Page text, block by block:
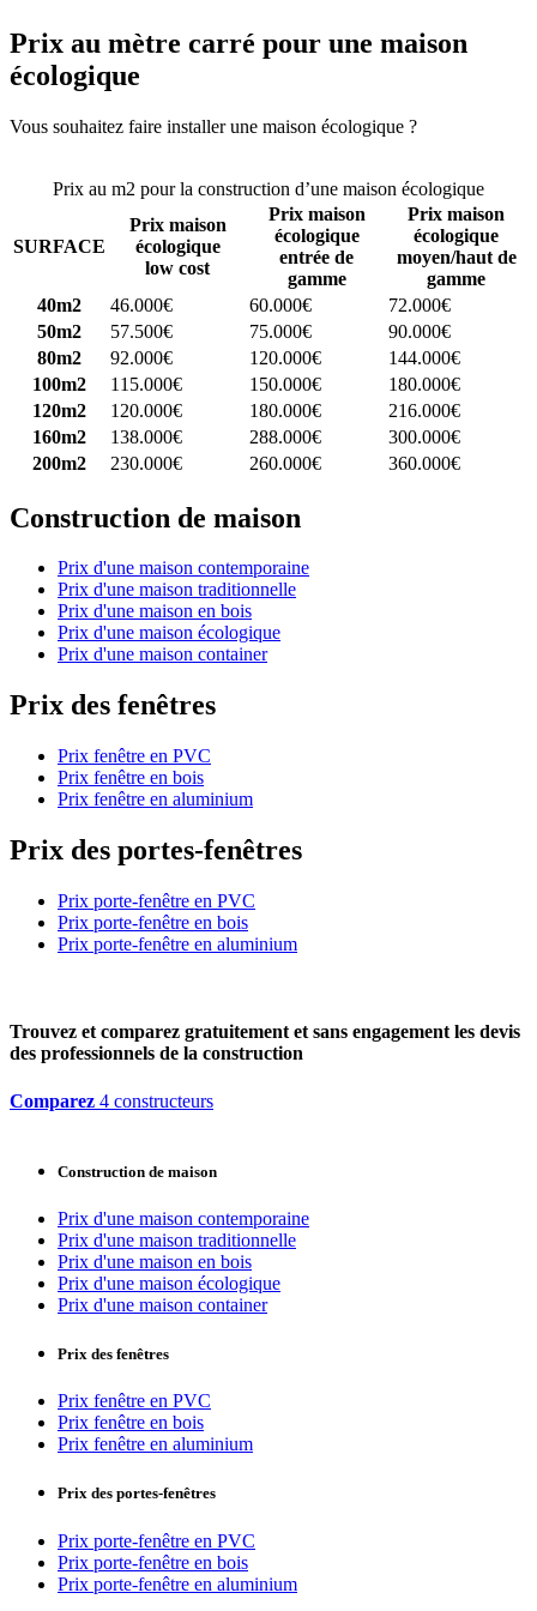
Prix au mètre carré pour une maison
écologique
Vous souhaitez faire installer une maison écologique ?
Prix au m2 pour la construction d’une maison écologique
SURFACE
Prix maison
écologique
low cost
Prix maison
écologique
entrée de
gamme
Prix maison
écologique
moyen/haut de
gamme
40m2
46.000€ 60.000€
72.000€
50m2
57.500€ 75.000€
90.000€
80m2
92.000€ 120.000€
144.000€
100m2
115.000€ 150.000€
180.000€
120m2
120.000€ 180.000€
216.000€
160m2
138.000€ 288.000€
300.000€
200m2
230.000€ 260.000€ 360.000€
Construction de maison
Prix d'une maison contemporaine
Prix d'une maison traditionnelle
Prix d'une maison en bois
Prix d'une maison écologique
Prix d'une maison container
Prix des fenêtres
Prix fenêtre en PVC
Prix fenêtre en bois
Prix fenêtre en aluminium
Prix des portes-fenêtres
Prix porte-fenêtre en PVC
Prix porte-fenêtre en bois
Prix porte-fenêtre en aluminium
Trouvez et comparez gratuitement et sans engagement les devis
des professionnels de la construction
Comparez 4 constructeurs
Construction de maison
Prix d'une maison contemporaine
Prix d'une maison traditionnelle
Prix d'une maison en bois
Prix d'une maison écologique
Prix d'une maison container
Prix des fenêtres
Prix fenêtre en PVC
Prix fenêtre en bois
Prix fenêtre en aluminium
Prix des portes-fenêtres
Prix porte-fenêtre en PVC
Prix porte-fenêtre en bois
Prix porte-fenêtre en aluminium